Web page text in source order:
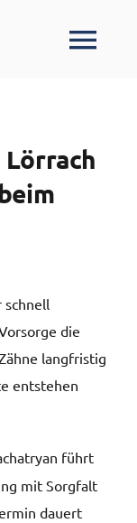
schnell
die
langfristig
entstehen
führt
mit Sorgfalt
dauert